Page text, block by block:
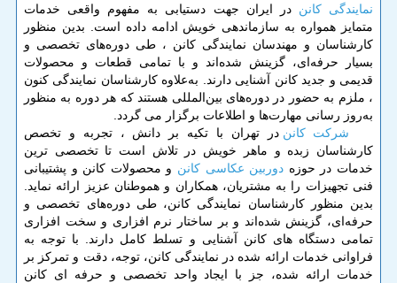
نمایندگی کانن در ایران جهت دستیابی به مفهوم واقعی خدمات
متمایز همواره به سازماندهی خویش ادامه داده است. بدین منظور
کارشناسان و مهندسان نمایندگی کانن ، طی دوره‌های تخصصی و
بسیار حرفه‌ای، گزینش شده‌اند و با تمامی قطعات و محصولات
قدیمی و جدید کانن آشنایی دارند. به‌علاوه کارشناسان نمایندگی کنون
، ملزم به حضور در دوره‌های بین‌المللی هستند که هر دوره به منظور
به‌روز رسانی مهارت‌ها و اطلاعات برگزار می گردد.
شرکت کانن در تهران با تکیه بر دانش ، تجربه و تخصص
کارشناسان زبده و ماهر خویش در تلاش است تا تخصصی ترین
خدمات در حوزه دوربین عکاسی کانن و محصولات کانن و پشتیبانی
فنی تجهیزات را به مشتریان، همکاران و هموطنان عزیز ارائه نماید.
بدین منظور کارشناسان نمایندگی کانن، طی دوره‌های تخصصی و
حرفه‌ای، گزینش شده‌اند و بر ساختار نرم افزاری و سخت افزاری
تمامی دستگاه های کانن آشنایی و تسلط کامل دارند. با توجه به
فراوانی خدمات ارائه شده در نمایندگی کانن، توجه، دقت و تمرکز بر
خدمات ارائه شده، جز با ایجاد واحد تخصصی و حرفه ای کانن